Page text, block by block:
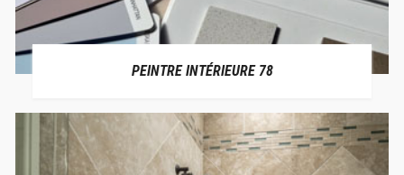
PEINTRE INTÉRIEURE 78